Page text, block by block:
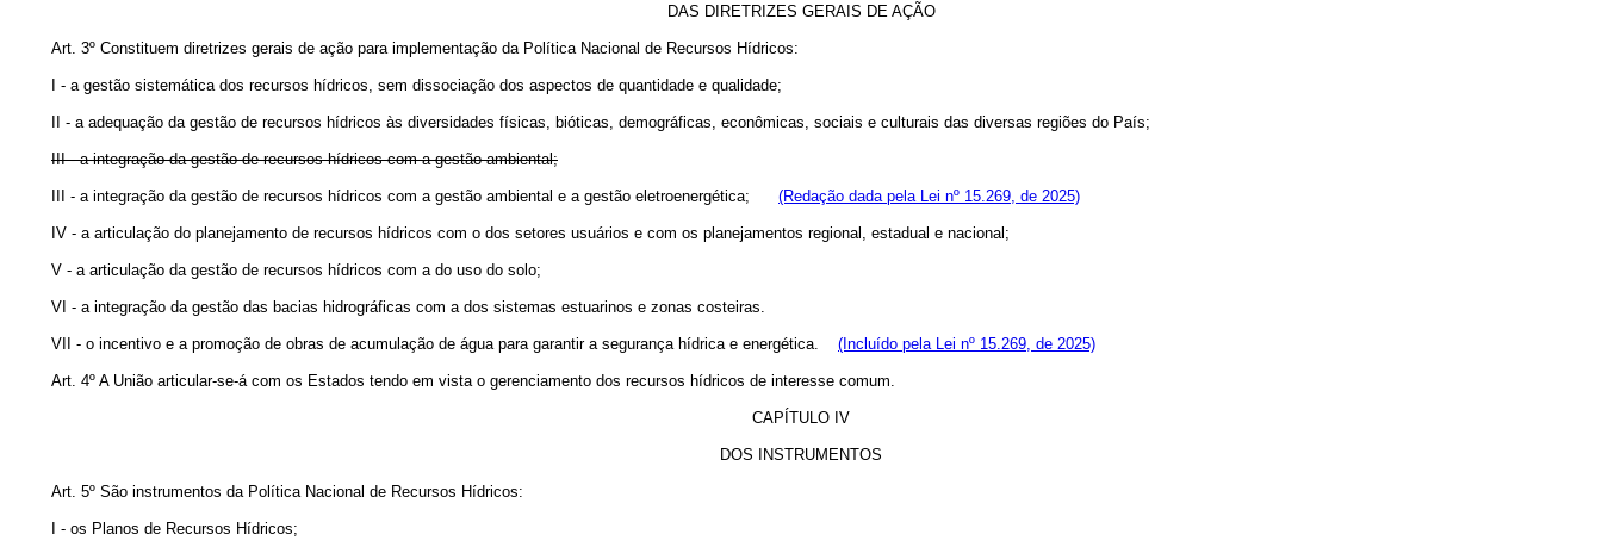
DAS DIRETRIZES GERAIS DE AÇÃO
Art. 3º Constituem diretrizes gerais de ação para implementação da Política Nacional de Recursos Hídricos:
I - a gestão sistemática dos recursos hídricos, sem dissociação dos aspectos de quantidade e qualidade;
II - a adequação da gestão de recursos hídricos às diversidades físicas, bióticas, demográficas, econômicas, sociais e culturais das diversas regiões do País;
III - a integração da gestão de recursos hídricos com a gestão ambiental;
III - a integração da gestão de recursos hídricos com a gestão ambiental e a gestão eletroenergética; (Redação dada pela Lei nº 15.269, de 2025)
IV - a articulação do planejamento de recursos hídricos com o dos setores usuários e com os planejamentos regional, estadual e nacional;
V - a articulação da gestão de recursos hídricos com a do uso do solo;
VI - a integração da gestão das bacias hidrográficas com a dos sistemas estuarinos e zonas costeiras.
VII - o incentivo e a promoção de obras de acumulação de água para garantir a segurança hídrica e energética. (Incluído pela Lei nº 15.269, de 2025)
Art. 4º A União articular-se-á com os Estados tendo em vista o gerenciamento dos recursos hídricos de interesse comum.
CAPÍTULO IV
DOS INSTRUMENTOS
Art. 5º São instrumentos da Política Nacional de Recursos Hídricos:
I - os Planos de Recursos Hídricos;